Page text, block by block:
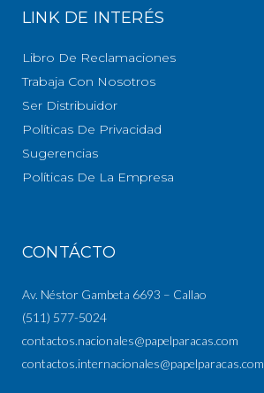
LINK DE INTERÉS
Libro De Reclamaciones
Trabaja Con Nosotros
Ser Distribuidor
Políticas De Privacidad
Sugerencias
Políticas De La Empresa
CONTÁCTO
Av. Néstor Gambeta 6693 – Callao
(511) 577-5024
contactos.nacionales@papelparacas.com
contactos.internacionales@papelparacas.com